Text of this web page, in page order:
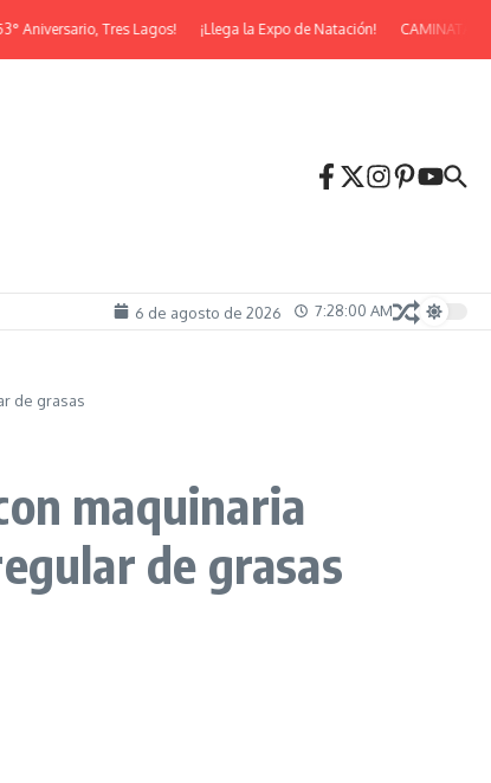
Tres Lagos! ¡Llega la Expo de Natación! CAMINATA
6 de agosto de 2026 7:28:01 AM
de grasas
maquinaria
de grasas